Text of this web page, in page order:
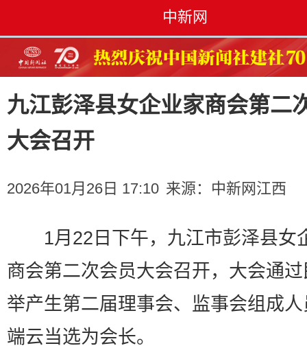
中新网
九江彭泽县女企业家商会第二
大会召开
2026年01月26日 17:10 来源： 中新网江西
1月22日下午，九江市彭泽县女
商会第二次会员大会召开，大会通
举产生第二届理事会、监事会组成
端云当选为会长。